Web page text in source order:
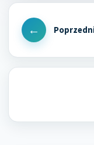
Nawigacja
wpisu
Previous